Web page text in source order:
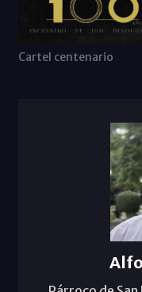
Cartel centenario